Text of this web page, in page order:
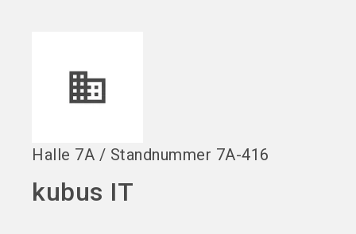
Halle 7A / Standnummer 7A-416
kubus IT